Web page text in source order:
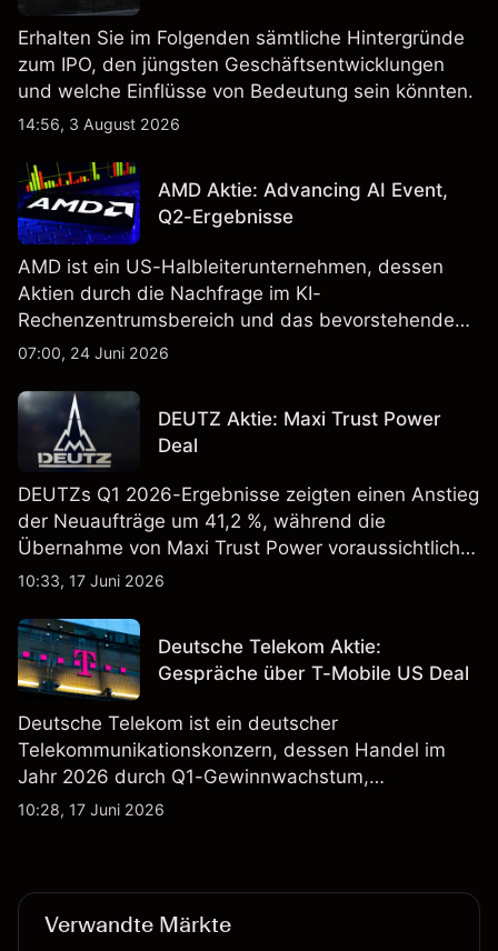
Erhalten Sie im Folgenden sämtliche Hintergründe
zum IPO, den jüngsten Geschäftsentwicklungen
und welche Einflüsse von Bedeutung sein könnten.
14:56, 3 August 2026
AMD Aktie: Advancing AI Event,
Q2-Ergebnisse
AMD ist ein US-Halbleiterunternehmen, dessen
Aktien durch die Nachfrage im KI-
Rechenzentrumsbereich und das bevorstehende
„Advancing AI 2026"-Event im Juli Aufmerksamkeit
Vergangenheit ist kein verlässlicher Indikator für
zukünftige Ergebnisse.
07:00, 24 Juni 2026
DEUTZ Aktie: Maxi Trust Power
Deal
DEUTZs Q1 2026-Ergebnisse zeigten einen Anstieg
der Neuaufträge um 41,2 %, während die
Übernahme von Maxi Trust Power voraussichtlich
40 Mio. € zum Umsatz von DEUTZ Energy
Vergangenheit ist kein verlässlicher Indikator für
zukünftige Ergebnisse.
10:33, 17 Juni 2026
Deutsche Telekom Aktie:
Gespräche über T-Mobile US Deal
Deutsche Telekom ist ein deutscher
Telekommunikationskonzern, dessen Handel im
Jahr 2026 durch Q1-Gewinnwachstum,
Aktienrückkäufe und Berichte über einen möglichen
10:28, 17 Juni 2026
Verwandte Märkte